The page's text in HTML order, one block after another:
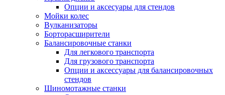
Опции и аксесуары для стендов
Мойки колес
Вулканизаторы
Борторасширители
Балансировочные станки
Для легкового транспорта
Для грузового транспорта
Опции и аксессуары для балансировочных
стендов
Шиномотажные станки